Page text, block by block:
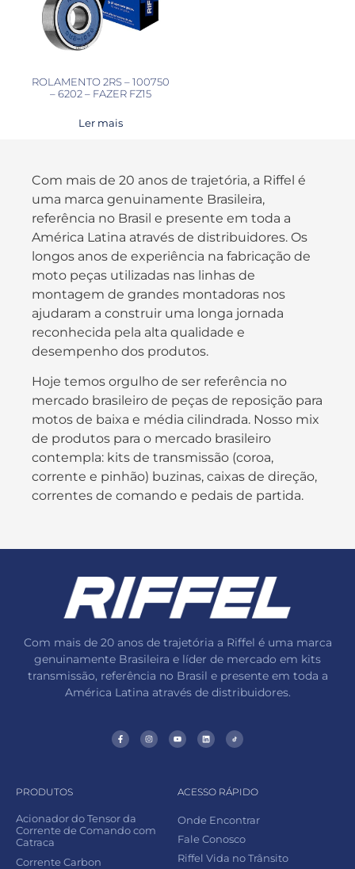
ROLAMENTO 2RS – 100750
– 6202 – FAZER FZ15
Ler mais
Com mais de 20 anos de trajetória, a Riffel é
uma marca genuinamente Brasileira,
referência no Brasil e presente em toda a
América Latina através de distribuidores. Os
longos anos de experiência na fabricação de
moto peças utilizadas nas linhas de
montagem de grandes montadoras nos
ajudaram a construir uma longa jornada
reconhecida pela alta qualidade e
desempenho dos produtos.
Hoje temos orgulho de ser referência no
mercado brasileiro de peças de reposição para
motos de baixa e média cilindrada. Nosso mix
de produtos para o mercado brasileiro
contempla: kits de transmissão (coroa,
corrente e pinhão) buzinas, caixas de direção,
correntes de comando e pedais de partida.
Com mais de 20 anos de trajetória a Riffel é uma marca
genuinamente Brasileira e líder de mercado em kits
transmissão, referência no Brasil e presente em toda a
América Latina através de distribuidores.
PRODUTOS
Acionador do Tensor da
Corrente de Comando com
Catraca
Corrente Carbon
ACESSO RÁPIDO
Onde Encontrar
Fale Conosco
Riffel Vida no Trânsito